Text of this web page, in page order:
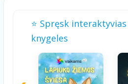
DĖLIONĖS ŽAIDIMAI
TĖVAMS
⭐ Spręsk
knygeles